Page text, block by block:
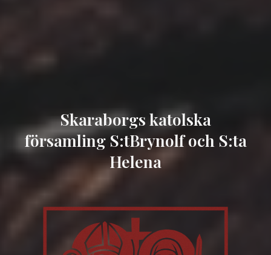
Skaraborgs katolska
församling S:tBrynolf och S:ta
Helena